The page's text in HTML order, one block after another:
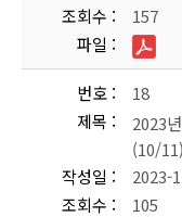
조회수
157
파일
번호
18
제목
2023
(10/11)
작성일
2023-
조회수
105